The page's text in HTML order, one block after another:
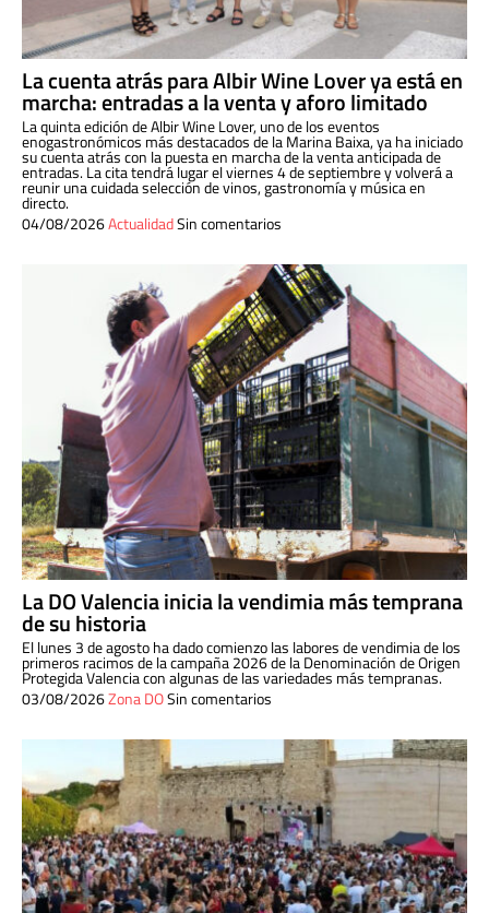
La cuenta atrás para Albir Wine Lover ya está en
marcha: entradas a la venta y aforo limitado
La quinta edición de Albir Wine Lover, uno de los eventos
enogastronómicos más destacados de la Marina Baixa, ya ha iniciado
su cuenta atrás con la puesta en marcha de la venta anticipada de
entradas. La cita tendrá lugar el viernes 4 de septiembre y volverá a
reunir una cuidada selección de vinos, gastronomía y música en
directo.
04/08/2026ActualidadSin comentarios
La DO Valencia inicia la vendimia más temprana
de su historia
El lunes 3 de agosto ha dado comienzo las labores de vendimia de los
primeros racimos de la campaña 2026 de la Denominación de Origen
Protegida Valencia con algunas de las variedades más tempranas.
03/08/2026Zona DOSin comentarios